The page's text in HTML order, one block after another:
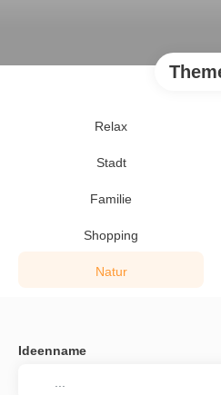
Relax
Stadt
Familie
Shopping
Natur
Ideenname